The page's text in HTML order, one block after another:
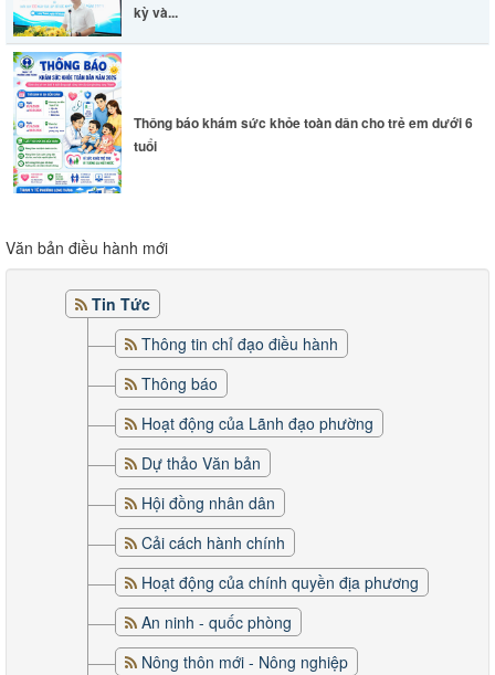
kỳ và...
Thông báo khám sức khỏe toàn dân cho trẻ em dưới 6
tuổi
Đoàn công tác HĐND thành phố Huế khảo sát thực tế
Văn bản điều hành mới
Tin Tức
Thông tin chỉ đạo điều hành
Thông báo
Hoạt động của Lãnh đạo phường
Dự thảo Văn bản
Hội đồng nhân dân
Cải cách hành chính
Hoạt động của chính quyền địa phương
An ninh - quốc phòng
Nông thôn mới - Nông nghiệp